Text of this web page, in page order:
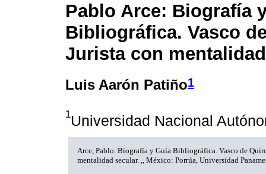
Pablo Arce: Biografía
Bibliográfica. Vasco
Jurista con
Luis Aarón Patiño1
1Universidad Nacional
Arce, Pablo. Biografía y Guía Bibliográfica. Vasco de
mentalidad secular. ,, México: Porrúa, Universidad